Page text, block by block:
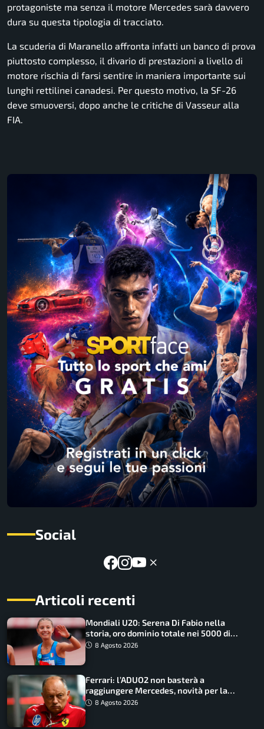
protagoniste ma senza il motore Mercedes sarà davvero
dura su questa tipologia di tracciato.
La scuderia di Maranello affronta infatti un banco di prova
piuttosto complesso, il divario di prestazioni a livello di
motore rischia di farsi sentire in maniera importante sui
lunghi rettilinei canadesi. Per questo motivo, la SF-26
deve smuoversi, dopo anche le critiche di Vasseur alla
FIA.
Social
Articoli recenti
Mondiali U20: Serena Di Fabio nella
storia, oro dominio totale nei 5000 di
marcia
8 Agosto 2026
Ferrari: l’ADUO2 non basterà a
raggiungere Mercedes, novità per la
Macarena
8 Agosto 2026